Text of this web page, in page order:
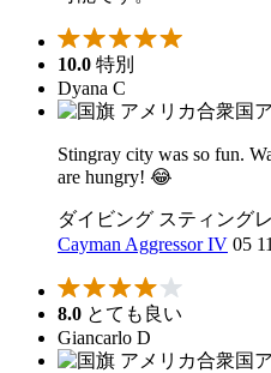
10.0 特別
Dyana C
Stingray city was so fun.
are hungry! 😂
ダイビング スティング
Cayman Aggressor IV 05
8.0 とても良い
Giancarlo D